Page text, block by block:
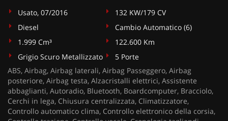
Usato, 07/2016
132 KW/179 CV
Diesel
Cambio Automatico (6)
1.999 Cm³
122.600 Km
Grigio Scuro Metallizzato
5 Porte
ABS, Airbag, Airbag laterali, Airbag Passeggero, Airbag
posteriore, Airbag testa, Alzacristalli elettrici, Assistente
abbaglianti, Autoradio, Bluetooth, Boardcomputer, Bracciolo,
Cerchi in lega, Chiusura centralizzata, Climatizzatore,
Controllo automatico clima, Controllo elettronico della corsia,